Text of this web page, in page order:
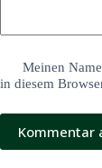
Meinen
in diesem
Kommentar